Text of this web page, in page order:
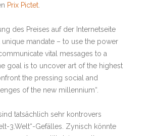
Prix Pictet
des Preises auf der Internetseite
unique mandate – to use the power
vital messages to a
goal is to uncover art of the highest
the pressing social and
of the new millennium“.
tatsächlich sehr kontrovers
3.Welt“-Gefälles. Zynisch könnte